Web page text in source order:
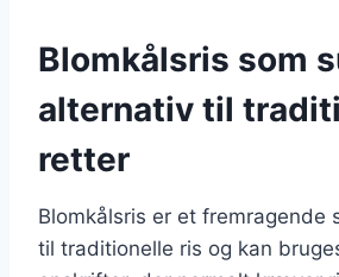
Blomkålsris som
alternativ til
retter
Blomkålsris er et fremragende
til traditionelle ris og kan